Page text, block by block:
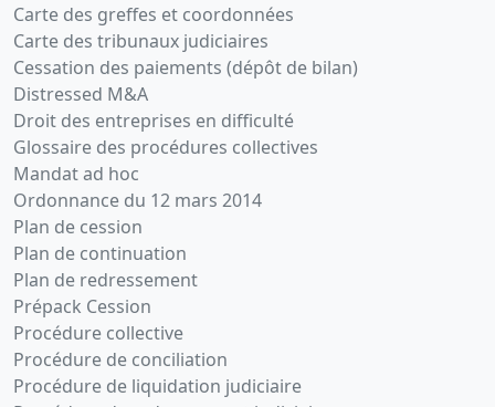
Carte des greffes et coordonnées
Carte des tribunaux judiciaires
Cessation des paiements (dépôt de bilan)
Distressed M&A
Droit des entreprises en difficulté
Glossaire des procédures collectives
Mandat ad hoc
Ordonnance du 12 mars 2014
Plan de cession
Plan de continuation
Plan de redressement
Prépack Cession
Procédure collective
Procédure de conciliation
Procédure de liquidation judiciaire